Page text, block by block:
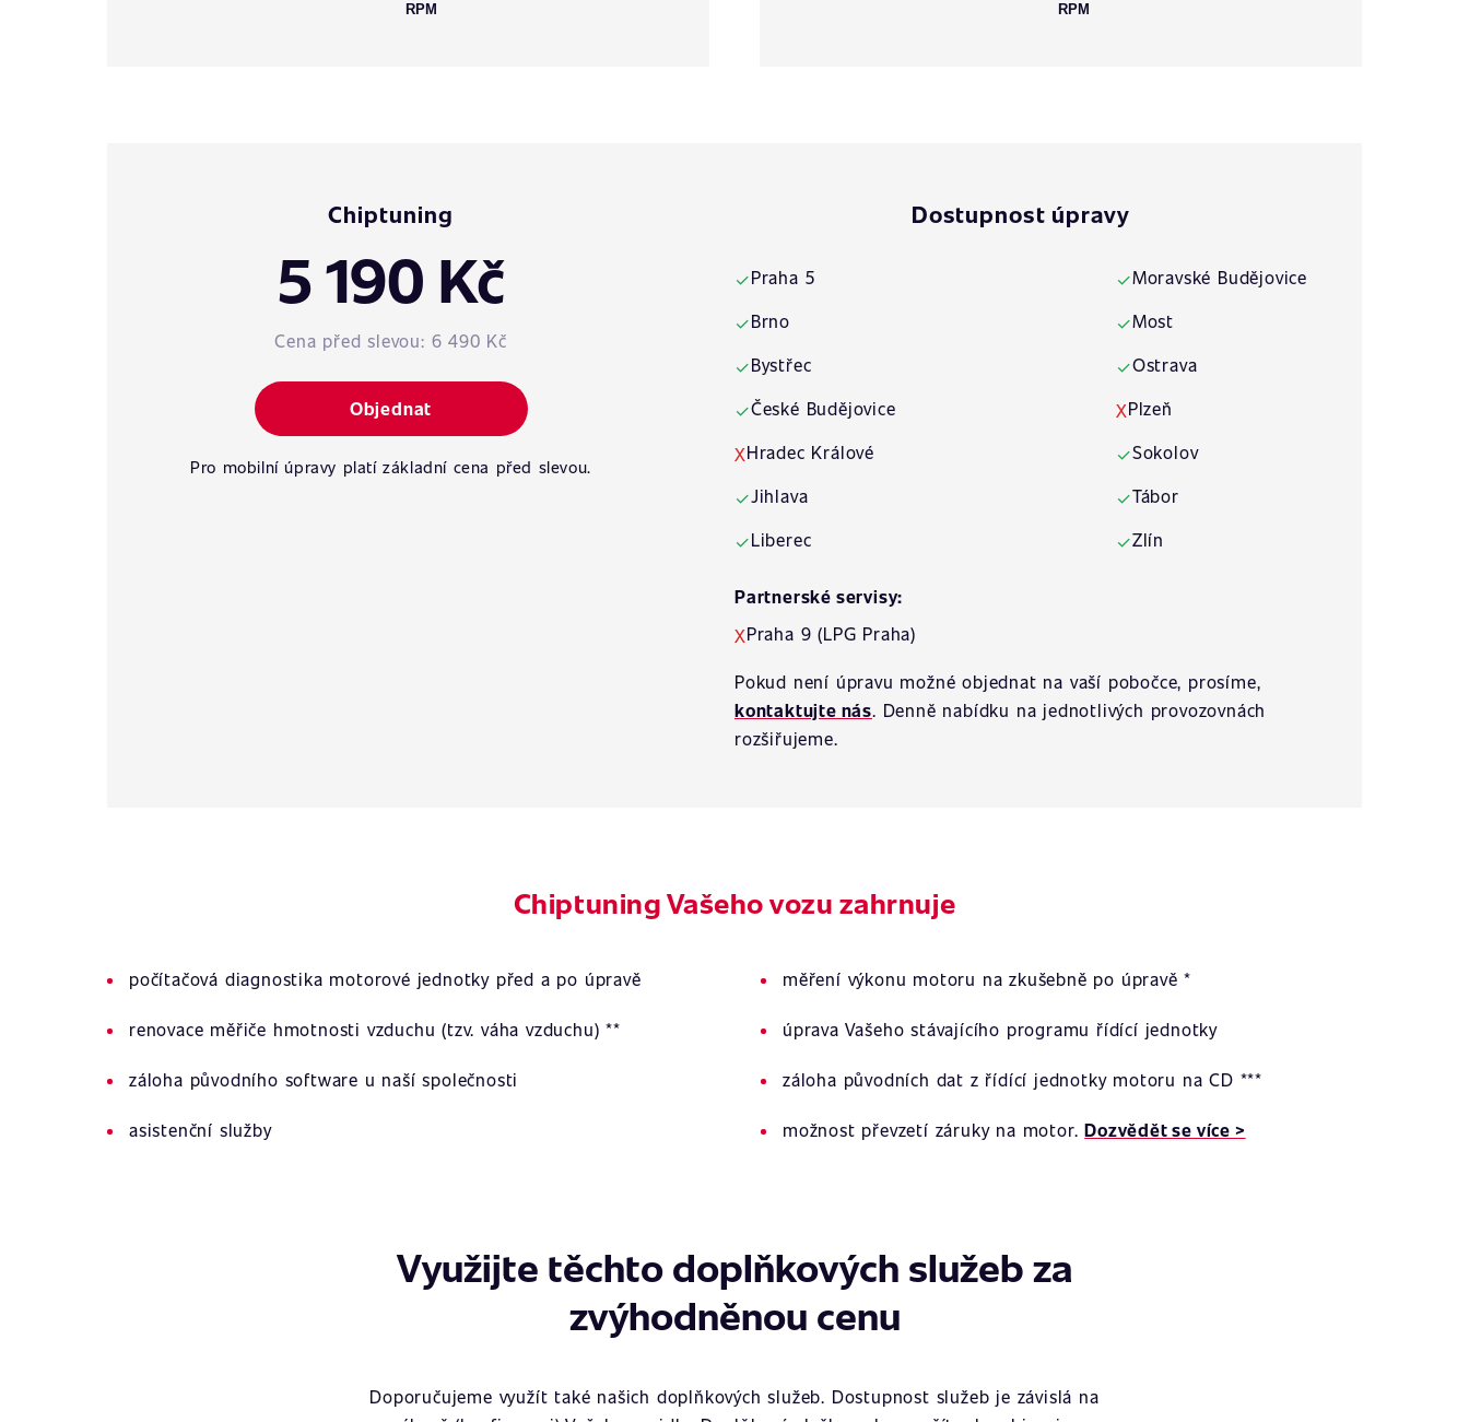
RPM RPM
Chiptuning
5 190 Kč
Cena před slevou: 6 490 Kč
Objednat
Pro mobilní úpravy platí základní cena před slevou.
Dostupnost úpravy
✓Praha 5
✓Brno
✓Bystřec
✓České Budějovice
XHradec Králové
✓Jihlava
✓Liberec
✓Moravské Budějovice
✓Most
✓Ostrava
XPlzeň
✓Sokolov
✓Tábor
✓Zlín
Partnerské servisy:
XPraha 9 (LPG Praha)
Pokud není úpravu možné objednat na vaší pobočce, prosíme,
kontaktujte nás. Denně nabídku na jednotlivých provozovnách
rozšiřujeme.
Chiptuning Vašeho vozu zahrnuje
počítačová diagnostika motorové jednotky před a po úpravě měření výkonu motoru na zkušebně po úpravě *
renovace měřiče hmotnosti vzduchu (tzv. váha vzduchu) ** úprava Vašeho stávajícího programu řídící jednotky
záloha původního software u naší společnosti záloha původních dat z řídící jednotky motoru na CD ***
asistenční služby možnost převzetí záruky na motor.Dozvědět se více >
Využijte těchto doplňkových služeb za
zvýhodněnou cenu
Doporučujeme využít také našich doplňkových služeb. Dostupnost služeb je závislá na